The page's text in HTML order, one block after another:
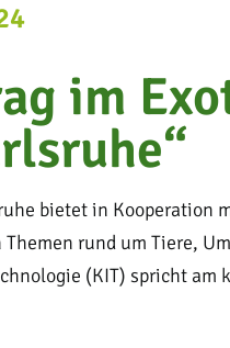
im
bietet in Kooperation
rund um Tiere,
(KIT) spricht am